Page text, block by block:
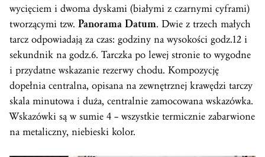
wycięciem i dwoma dyskami (białymi z czarnymi cyframi)
tworzącymi tzw. Panorama Datum. Dwie z trzech małych
tarcz odpowiadają za czas: godziny na wysokości godz.12 i
sekundnik na godz.6. Tarczka po lewej stronie to wygodne
i przydatne wskazanie rezerwy chodu. Kompozycję
dopełnia centralna, opisana na zewnętrznej krawędzi tarczy
skala minutowa i duża, centralnie zamocowana wskazówka.
Wskazówki są w sumie 4 – wszystkie termicznie zabarwione
na metaliczny, niebieski kolor.